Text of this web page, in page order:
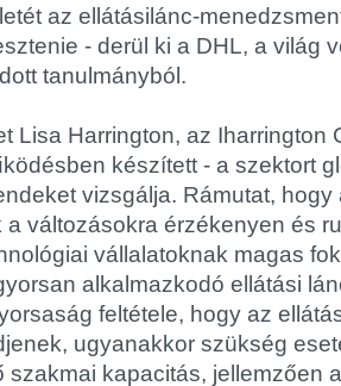
az ellátásilánc-
- derül ki a DHL, a világ
tanulmányból.
Lisa Harrington, az Iharrington
készített - a szektort
vizsgálja. Rámutat,
a változásokra érzékenyen és
vállalatoknak magas
alkalmazkodó ellátási
feltétele, hogy az
ugyanakkor szükség
szakmai kapacitás, jellemzően